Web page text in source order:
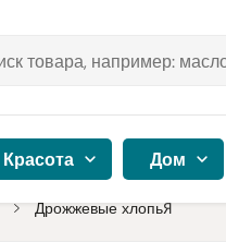
Красота Дом
Дрожжевые хлопья